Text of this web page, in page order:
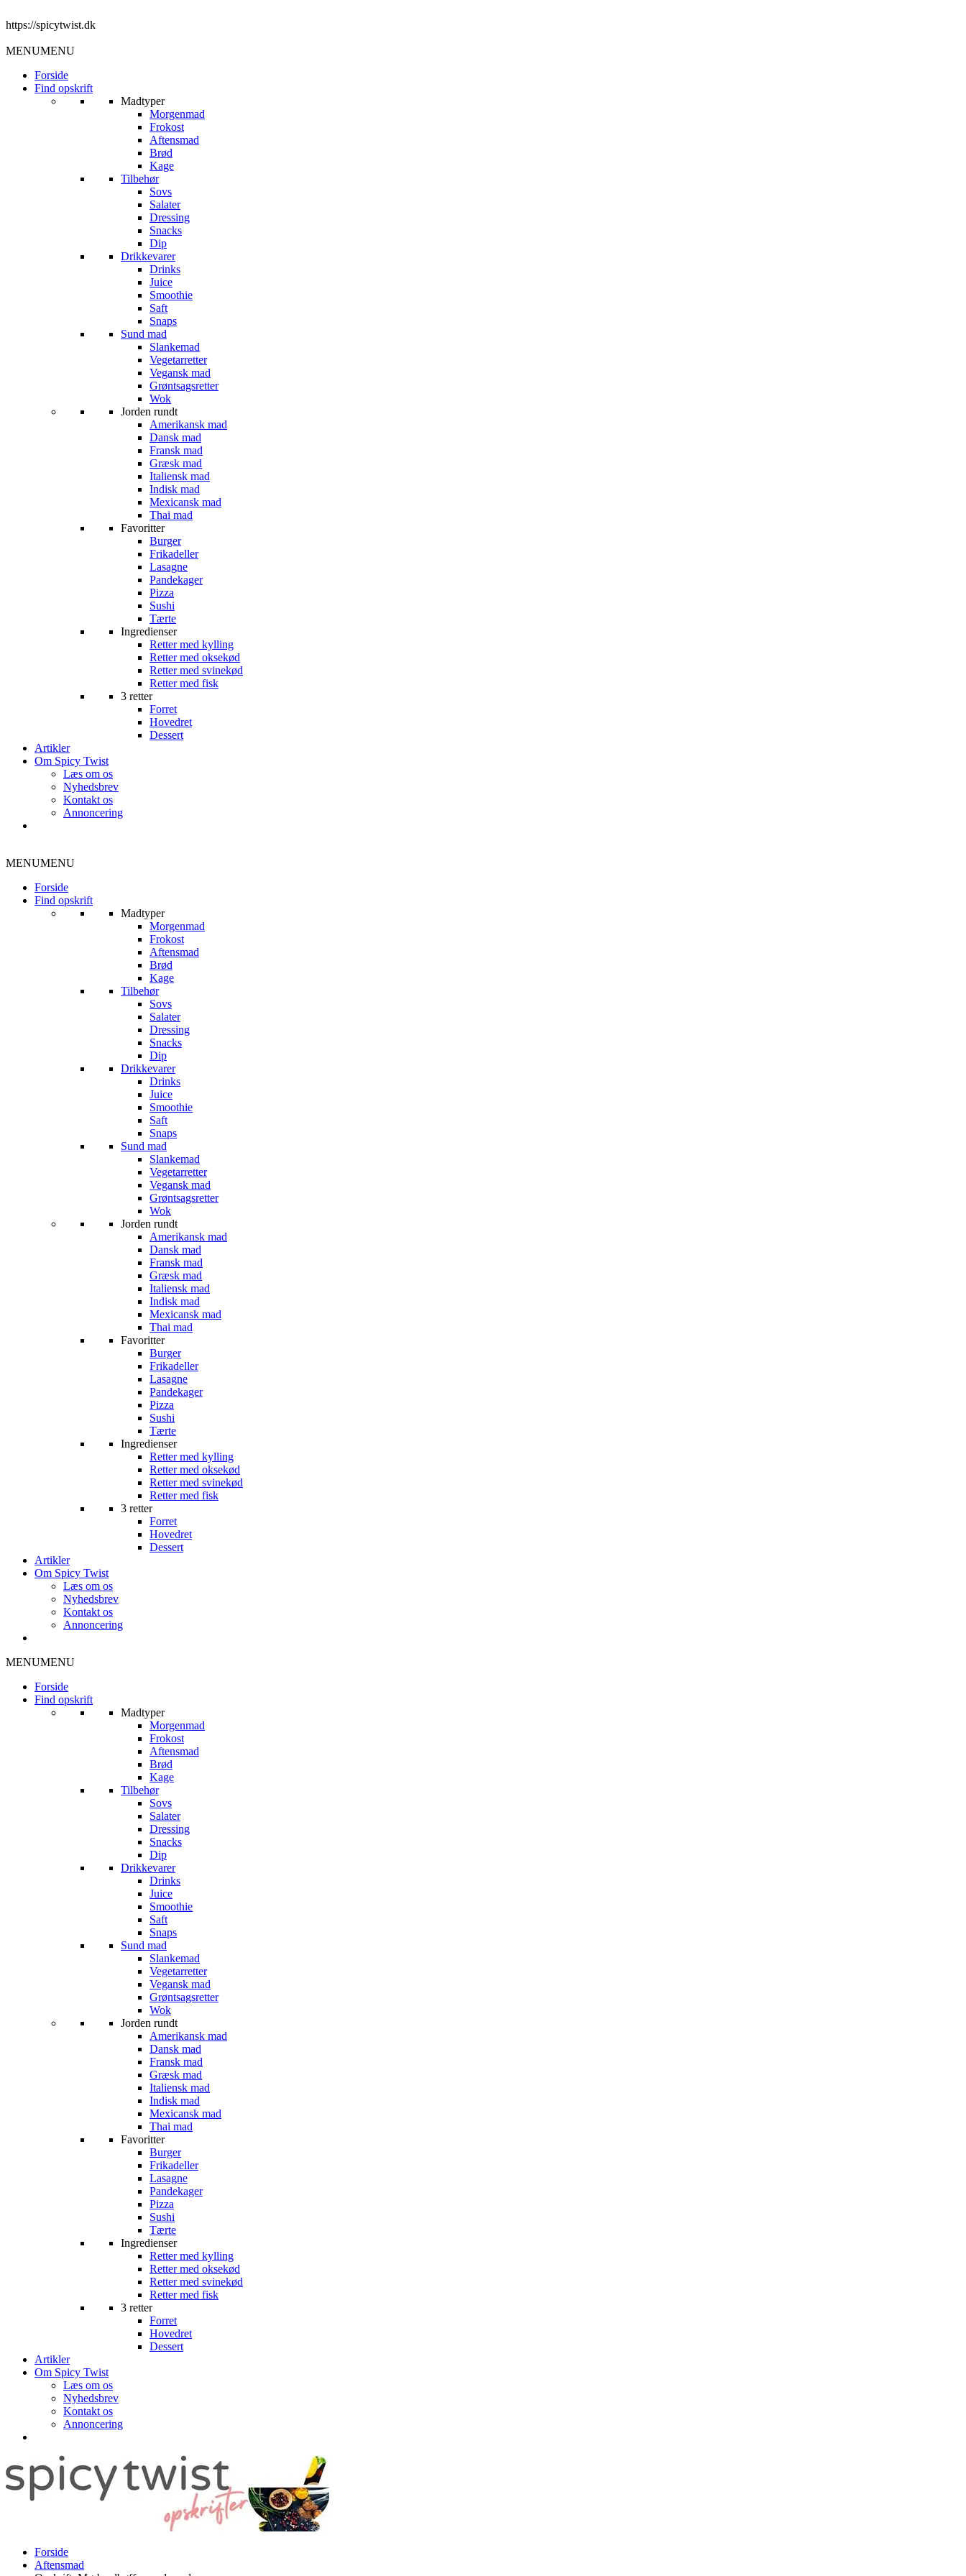
https://spicytwist.dk
MENUMENU
Forside
Find opskrift
Madtyper
Morgenmad
Frokost
Aftensmad
Brød
Kage
Tilbehør
Sovs
Salater
Dressing
Snacks
Dip
Drikkevarer
Drinks
Juice
Smoothie
Saft
Snaps
Sund mad
Slankemad
Vegetarretter
Vegansk mad
Grøntsagsretter
Wok
Jorden rundt
Amerikansk mad
Dansk mad
Fransk mad
Græsk mad
Italiensk mad
Indisk mad
Mexicansk mad
Thai mad
Favoritter
Burger
Frikadeller
Lasagne
Pandekager
Pizza
Sushi
Tærte
Ingredienser
Retter med kylling
Retter med oksekød
Retter med svinekød
Retter med fisk
3 retter
Forret
Hovedret
Dessert
Artikler
Om Spicy Twist
Læs om os
Nyhedsbrev
Kontakt os
Annoncering
MENUMENU
Forside
Find opskrift
Madtyper
Morgenmad
Frokost
Aftensmad
Brød
Kage
Tilbehør
Sovs
Salater
Dressing
Snacks
Dip
Drikkevarer
Drinks
Juice
Smoothie
Saft
Snaps
Sund mad
Slankemad
Vegetarretter
Vegansk mad
Grøntsagsretter
Wok
Jorden rundt
Amerikansk mad
Dansk mad
Fransk mad
Græsk mad
Italiensk mad
Indisk mad
Mexicansk mad
Thai mad
Favoritter
Burger
Frikadeller
Lasagne
Pandekager
Pizza
Sushi
Tærte
Ingredienser
Retter med kylling
Retter med oksekød
Retter med svinekød
Retter med fisk
3 retter
Forret
Hovedret
Dessert
Artikler
Om Spicy Twist
Læs om os
Nyhedsbrev
Kontakt os
Annoncering
MENUMENU
Forside
Find opskrift
Madtyper
Morgenmad
Frokost
Aftensmad
Brød
Kage
Tilbehør
Sovs
Salater
Dressing
Snacks
Dip
Drikkevarer
Drinks
Juice
Smoothie
Saft
Snaps
Sund mad
Slankemad
Vegetarretter
Vegansk mad
Grøntsagsretter
Wok
Jorden rundt
Amerikansk mad
Dansk mad
Fransk mad
Græsk mad
Italiensk mad
Indisk mad
Mexicansk mad
Thai mad
Favoritter
Burger
Frikadeller
Lasagne
Pandekager
Pizza
Sushi
Tærte
Ingredienser
Retter med kylling
Retter med oksekød
Retter med svinekød
Retter med fisk
3 retter
Forret
Hovedret
Dessert
Artikler
Om Spicy Twist
Læs om os
Nyhedsbrev
Kontakt os
Annoncering
Forside
Aftensmad